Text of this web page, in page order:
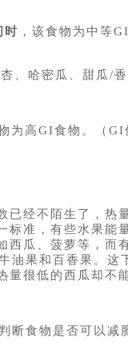
时 ，该食物为中等
、哈密瓜、甜瓜/香
为高GI食物。（GI
已经不陌生了，热
标准，有些水果能
西瓜、菠萝等，而
油果和百香果。这
量很低的西瓜却不
断食物是否可以减